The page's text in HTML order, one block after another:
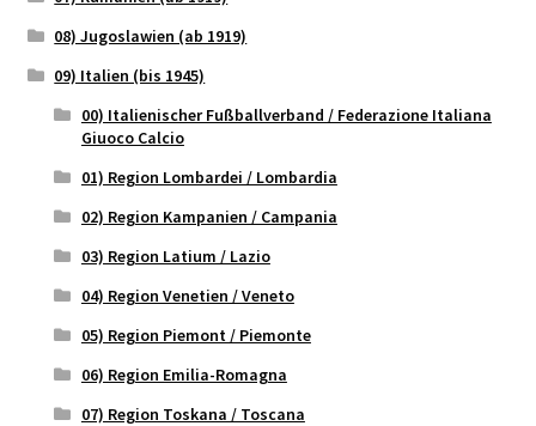
08) Jugoslawien (ab 1919)
09) Italien (bis 1945)
00) Italienischer Fußballverband / Federazione Italiana
Giuoco Calcio
01) Region Lombardei / Lombardia
02) Region Kampanien / Campania
03) Region Latium / Lazio
04) Region Venetien / Veneto
05) Region Piemont / Piemonte
06) Region Emilia-Romagna
07) Region Toskana / Toscana